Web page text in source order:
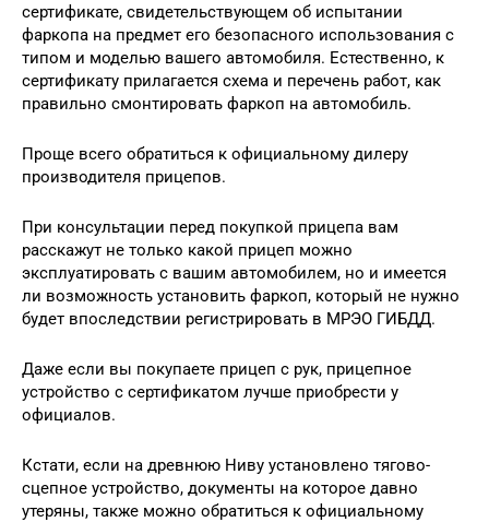
сертификате, свидетельствующем об испытании
фаркопа на предмет его безопасного использования с
типом и моделью вашего автомобиля. Естественно, к
сертификату прилагается схема и перечень работ, как
правильно смонтировать фаркоп на автомобиль.
Проще всего обратиться к официальному дилеру
производителя прицепов.
При консультации перед покупкой прицепа вам
расскажут не только какой прицеп можно
эксплуатировать с вашим автомобилем, но и имеется
ли возможность установить фаркоп, который не нужно
будет впоследствии регистрировать в МРЭО ГИБДД.
Даже если вы покупаете прицеп с рук, прицепное
устройство с сертификатом лучше приобрести у
официалов.
Кстати, если на древнюю Ниву установлено тягово-
сцепное устройство, документы на которое давно
утеряны, также можно обратиться к официальному